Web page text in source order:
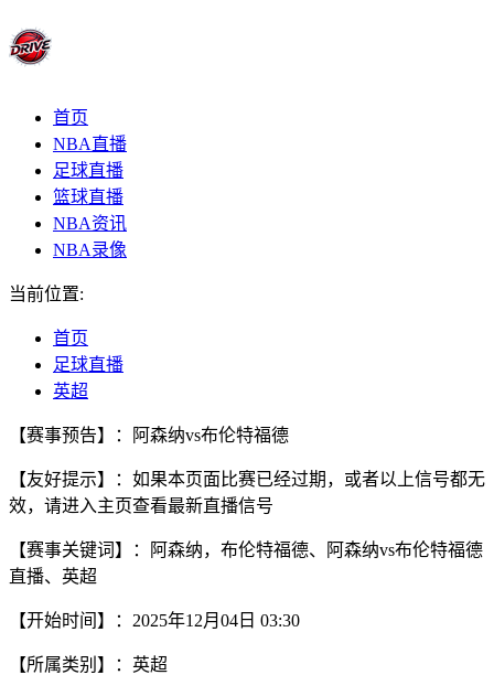
首页
NBA直播
足球直播
篮球直播
NBA资讯
NBA录像
当前位置:
首页
足球直播
英超
【赛事预告】：阿森纳vs布伦特福德
【友好提示】：如果本页面比赛已经过期，或者以上信号都无
效，请进入主页查看最新直播信号
【赛事关键词】：阿森纳，布伦特福德、阿森纳vs布伦特福德
直播、英超
【开始时间】：2025年12月04日 03:30
【所属类别】：英超